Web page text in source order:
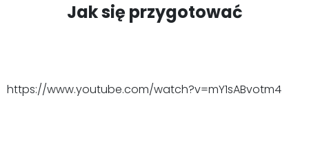
Jak się przygotować
https://www.youtube.com/watch?v=mY1sABvotm4